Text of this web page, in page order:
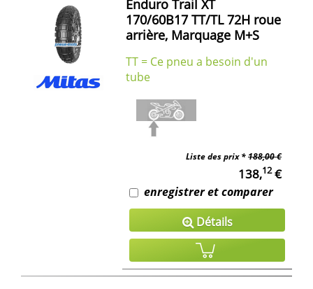
Enduro Trail XT
170/60B17 TT/TL 72H roue
arrière, Marquage M+S
TT = Ce pneu a besoin d'un
tube
Liste des prix *188,00 €
138,12€
enregistrer et comparer
Détails